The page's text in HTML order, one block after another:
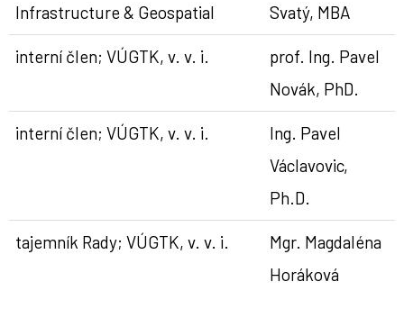
Infrastructure & Geospatial
Svatý, MBA
interní člen; VÚGTK, v. v. i.
prof. Ing. Pavel
Novák, PhD.
interní člen; VÚGTK, v. v. i.
Ing. Pavel
Václavovic,
Ph.D.
tajemník Rady; VÚGTK, v. v. i.
Mgr. Magdaléna
Horáková